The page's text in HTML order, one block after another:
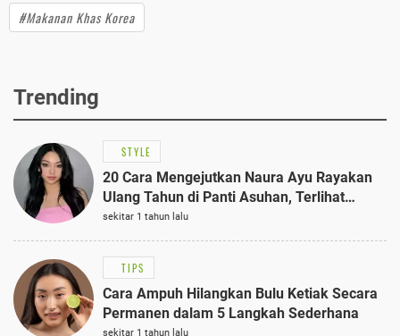
#Makanan Khas Korea
Trending
STYLE
20 Cara Mengejutkan Naura Ayu Rayakan
Ulang Tahun di Panti Asuhan, Terlihat
Anggun dengan Kaftan Cokelat
sekitar 1 tahun lalu
TIPS
Cara Ampuh Hilangkan Bulu Ketiak Secara
Permanen dalam 5 Langkah Sederhana
sekitar 1 tahun lalu